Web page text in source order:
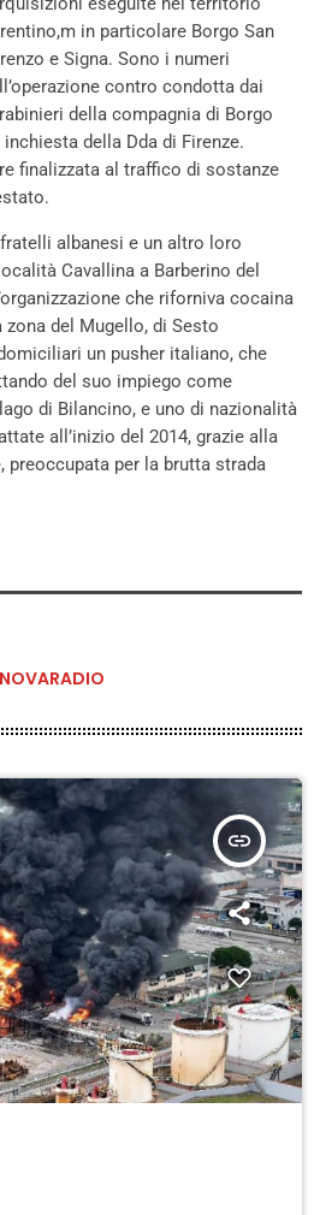
in particolare Borgo San
e Signa. Sono i numeri
contro condotta dai
della compagnia di Borgo
della Dda di Firenze.
finalizzata al traffico di sostanze
albanesi e un altro loro
Cavallina a Barberino del
che riforniva cocaina
del Mugello, di Sesto
un pusher italiano, che
del suo impiego come
di Bilancino, e uno di nazionalità
all’inizio del 2014, grazie alla
preoccupata per la brutta strada
insert_link